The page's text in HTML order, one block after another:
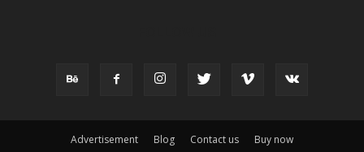
Advertisement Blog Contact us Buy now